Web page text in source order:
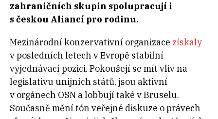
zahraničních skupin spolupracují i
s českou Aliancí pro rodinu.
Mezinárodní konzervativní organizace získaly
v posledních letech v Evropě stabilní
vyjednávací pozici. Pokoušejí se mít vliv na
legislativu unijních států, jsou aktivní
v orgánech OSN a lobbují také v Bruselu.
Současně mění tón veřejné diskuze o právech